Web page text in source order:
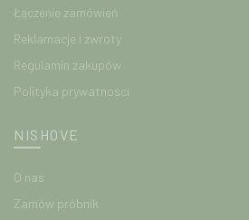
Łączenie zamówień
Reklamacje i zwroty
Regulamin zakupów
Polityka prywatności
NISHOVE
O nas
Zamów próbnik